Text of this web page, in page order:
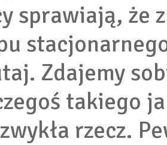
sprawiają, że
Zdajemy
takiego
rzecz.